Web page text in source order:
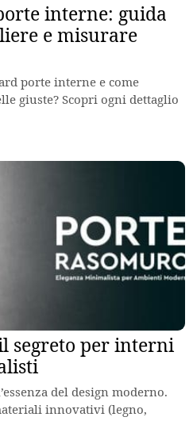
interne: guida
e misurare
porte interne e come
giuste? Scopri ogni dettaglio
segreto per interni
del design moderno.
innovativi (legno,